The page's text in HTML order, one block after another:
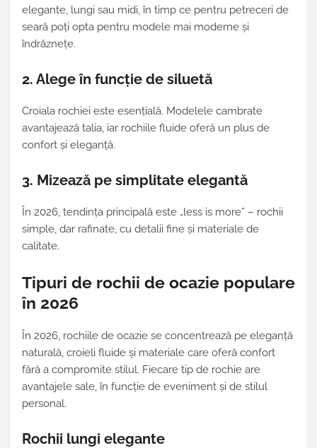
elegante, lungi sau midi, în timp ce pentru petreceri de
seară poți opta pentru modele mai moderne și
îndrăznețe.
2. Alege în funcție de siluetă
Croiala rochiei este esențială. Modelele cambrate
avantajează talia, iar rochiile fluide oferă un plus de
confort și eleganță.
3. Mizează pe simplitate elegantă
În 2026, tendința principală este „less is more” – rochii
simple, dar rafinate, cu detalii fine și materiale de
calitate.
Tipuri de rochii de ocazie populare
în 2026
În 2026, rochiile de ocazie se concentrează pe eleganță
naturală, croieli fluide și materiale care oferă confort
fără a compromite stilul. Fiecare tip de rochie are
avantajele sale, în funcție de eveniment și de stilul
personal.
Rochii lungi elegante